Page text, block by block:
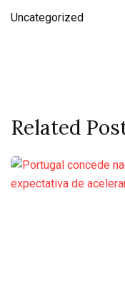
Uncategorized
Related